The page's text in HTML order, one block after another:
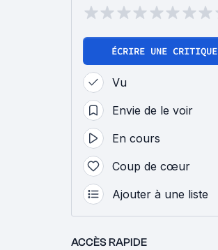
ÉCRIRE UNE CRITIQUE
Vu
Envie de le voir
En cours
Coup de cœur
Ajouter à une liste
ACCÈS RAPIDE